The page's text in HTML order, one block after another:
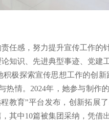
任感，努力提升宣传工作的
知识、先进典型事迹、党建
极探索宣传思想工作的创
热情。2024年，她参与制作
教育”平台发布，创新拓展
其中10篇被集团采纳，凭借